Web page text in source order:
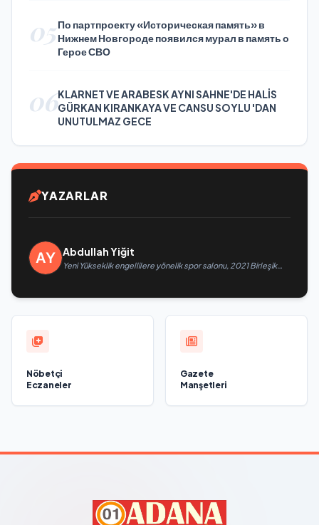
05По партпроекту «Историческая память» в
Нижнем Новгороде появился мурал в память о
Герое СВО
06KLARNET VE ARABESK AYNI SAHNE'DE HALİS
GÜRKAN KIRANKAYA VE CANSU SOYLU 'DAN
UNUTULMAZ GECE
YAZARLAR
Abdullah Yiğit
Yeni Yükseklik engellilere yönelik spor salonu, 2021 Birleşik
Nöbetçi
Eczaneler
Gazete
Manşetleri